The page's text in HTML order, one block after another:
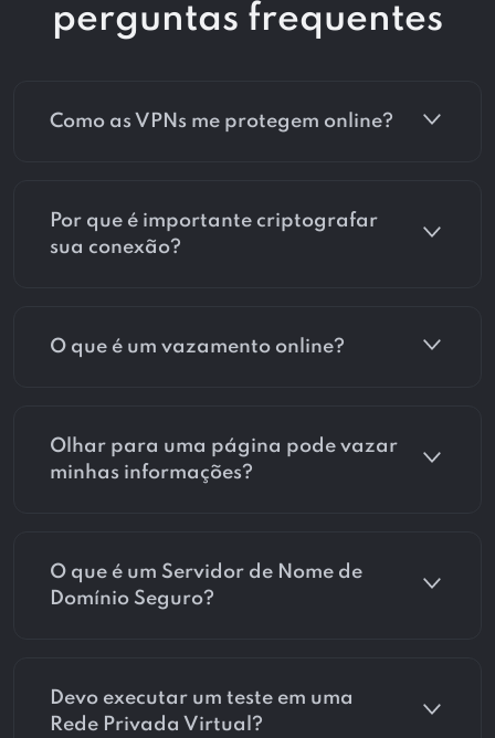
perguntas frequentes
Como as VPNs me protegem online?
Por que é importante criptografar
sua conexão?
O que é um vazamento online?
Olhar para uma página pode vazar
minhas informações?
O que é um Servidor de Nome de
Domínio Seguro?
Devo executar um teste em uma
Rede Privada Virtual?